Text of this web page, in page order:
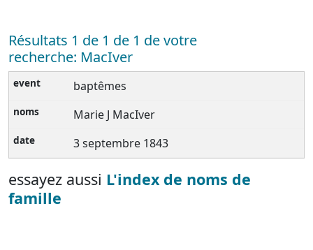
Résultats 1 de 1 de 1 de votre
recherche: MacIver
baptêmes
Marie J MacIver
3 septembre 1843
essayez aussi L'index de noms de
famille